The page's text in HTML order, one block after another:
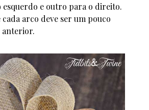
esquerdo e outro para o direito.
arco deve ser um pouco
anterior.